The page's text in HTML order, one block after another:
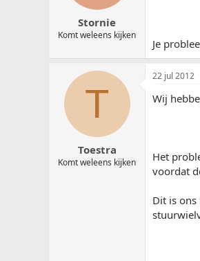
Stornie
Komt weleens kijken
Je
T
Toestra
Komt weleens kijken
22 jul 2012
Wij
Het
voordat
Dit is